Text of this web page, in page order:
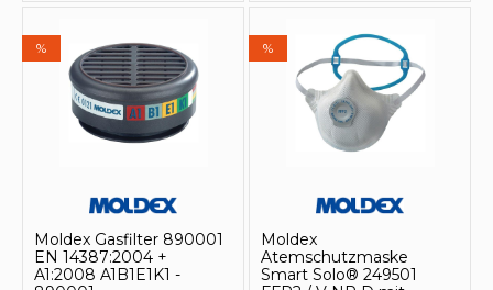
%
Moldex Gasfilter 890001
EN 14387:2004 +
A1:2008 A1B1E1K1 -
%
Moldex
Atemschutzmaske
Smart Solo® 249501